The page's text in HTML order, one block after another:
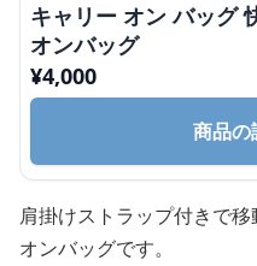
キャリー オン バッグ
オンバッグ
¥4,000
商品の
肩掛けストラップ付きで
オンバッグです。